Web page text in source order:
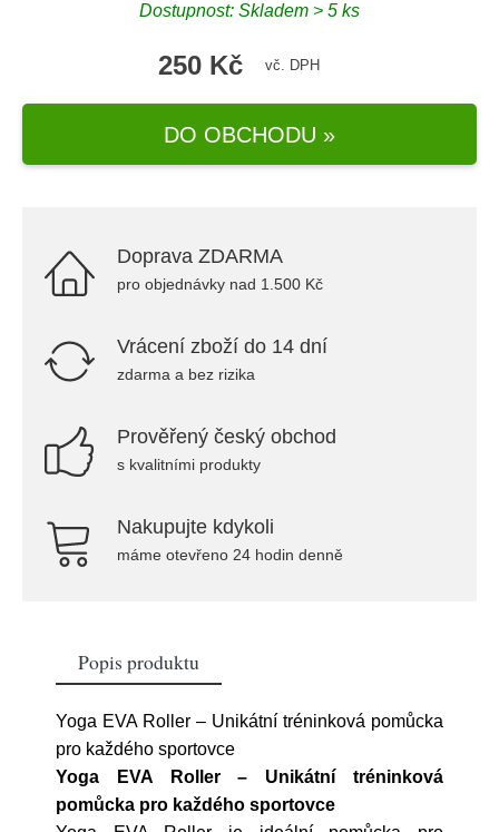
Dostupnost: Skladem > 5 ks
250 Kč vč. DPH
DO OBCHODU »
Doprava ZDARMA
pro objednávky nad 1.500 Kč
Vrácení zboží do 14 dní
zdarma a bez rizika
Prověřený český obchod
s kvalitními produkty
Nakupujte kdykoli
máme otevřeno 24 hodin denně
Popis produktu
Yoga EVA Roller – Unikátní tréninková pomůcka
pro každého sportovce
Yoga EVA Roller – Unikátní tréninková
pomůcka pro každého sportovce